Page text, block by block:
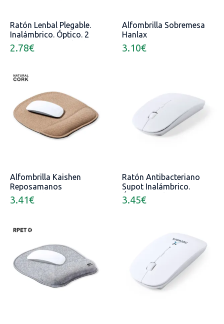
Ratón Lenbal Plegable.
Inalámbrico. Óptico. 2
Pilas AAA No Incluidas
2.78€
Alfombrilla Sobremesa
Hanlax
3.10€
Alfombrilla Kaishen
Reposamanos
Acolchado
3.41€
Ratón Antibacteriano
Supot Inalámbrico.
Óptico. 2 Pilas AAA No
Incluidas
3.45€